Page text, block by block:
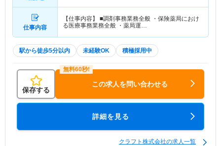
仕事内容
【仕事内容】 ■調剤事務業務全般 ・保険薬局におけ
る医療事務業務全般 ・薬局運…
駅から徒歩5分以内 未経験OK 積極採用中
保存する
この求人を問い合わせる
詳細を見る
クラフト株式会社の求人一覧